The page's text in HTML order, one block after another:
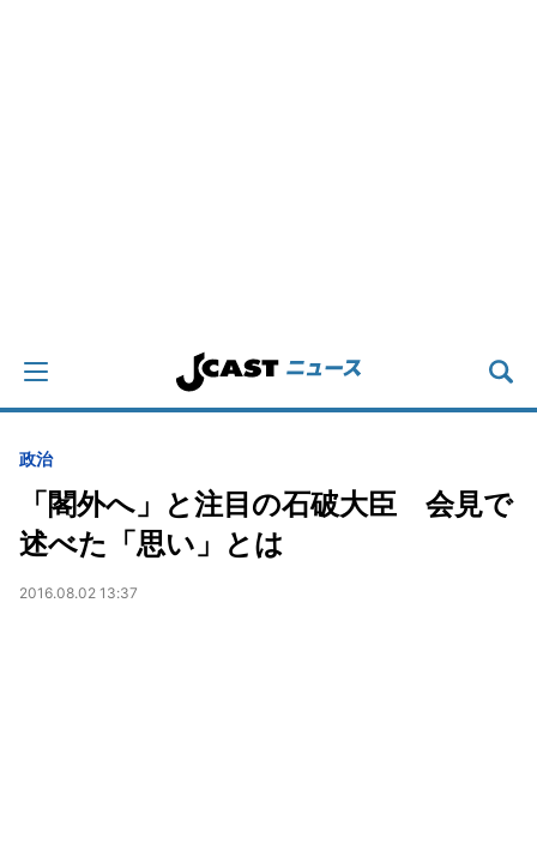
政治
「閣外へ」と注目の石破大臣 会見で
述べた「思い」とは
2016.08.02 13:37